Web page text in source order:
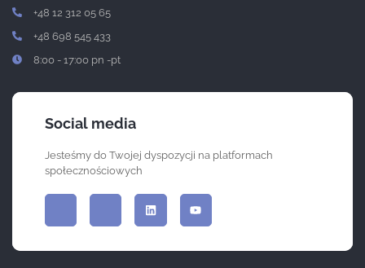
+48 12 312 05 65
+48 698 545 433
8:00 - 17:00 pn -pt
Social media
Jesteśmy do Twojej dyspozycji na platformach
społecznościowych